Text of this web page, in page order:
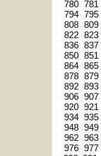
780 781
794 795
808 809
822 823
836 837
850 851
864 865
878 879
892 893
906 907
920 921
934 935
948 949
962 963
976 977